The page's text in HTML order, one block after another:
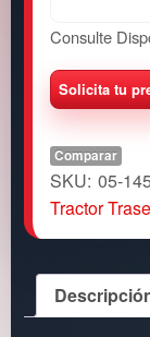
Consulte
Comparar
SKU: 05-
Tractor